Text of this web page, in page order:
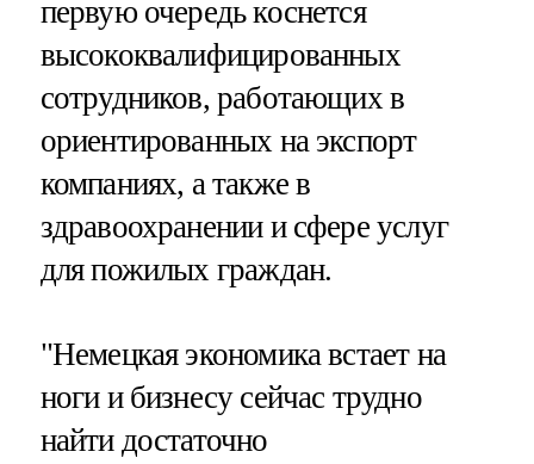
первую очередь коснется
высококвалифицированных
сотрудников, работающих в
ориентированных на экспорт
компаниях, а также в
здравоохранении и сфере услуг
для пожилых граждан.
"Немецкая экономика встает на
ноги и бизнесу сейчас трудно
найти достаточно